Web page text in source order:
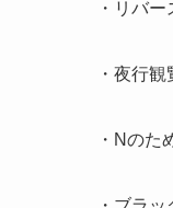
・リバー
・夜行観
・Nのた